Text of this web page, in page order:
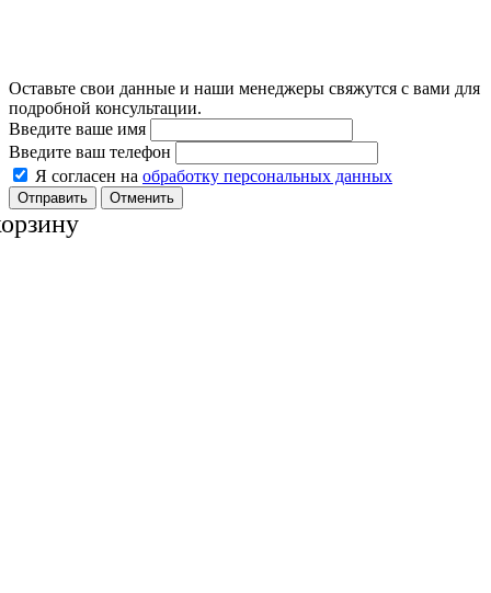
Оставьте свои данные и наши менеджеры свяжутся с вами для
подробной консультации.
Введите ваше имя
Введите ваш телефон
Я согласен на обработку персональных данных
Отменить